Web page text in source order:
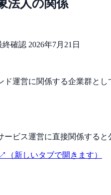
法人の関係
終確認 2026年7月21日
運営に関係する企業群とし
ビス運営に直接関係すると
（新しいタブで開きます）